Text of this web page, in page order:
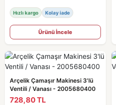
Hızlı kargo Kolay iade
Ürünü İncele
Arçelik Çamaşır Makinesi 3'lü
Ventili / Vanası - 2005680400
728,80 TL